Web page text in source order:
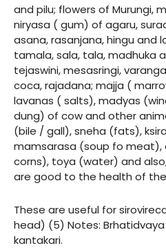
and pilu; flowers of Murungi,
niryasa ( gum) of agaru,
asana, rasanjana, hingu and
tamala, sala, tala, madhuka
tejaswini, mesasringi,
coca, rajadana; majja (
lavanas ( salts), madyas
dung) of cow and other
(bile / gall), sneha (fats),
mamsarasa (soup fo meat),
corns), toya (water) and
are good to the health of
These are useful for
head) (5) Notes:
kantakari.